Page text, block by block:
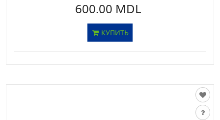
600.00 MDL
КУПИТЬ